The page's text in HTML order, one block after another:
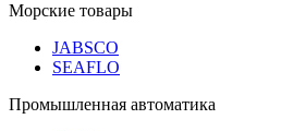
Морские товары
JABSCO
SEAFLO
Промышленная автоматика